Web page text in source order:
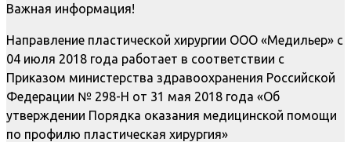
Важная информация!
Направление пластической хирургии ООО «Медильер» с
04 июля 2018 года работает в соответствии с
Приказом министерства здравоохранения Российской
Федерации № 298-Н от 31 мая 2018 года «Об
утверждении Порядка оказания медицинской помощи
по профилю пластическая хирургия»